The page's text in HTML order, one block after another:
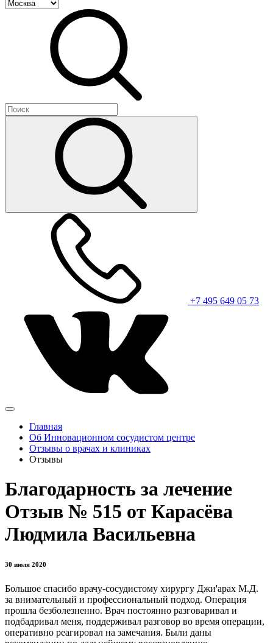
+7 495 649 05 73
Главная
Об Инновационном сосудистом центре
Отзывы о врачах и клиниках
Отзывы
Благодарность за лечение
Отзыв № 515 от Карасёва
Людмила Васильевна
30 июля 2020
Большое спасибо врачу-сосудистому хирургу Джи'арах М.Д.
за внимательный и профессиональный подход. Операция
прошла безболезненно. Врач постоянно разговаривал и
подбадривал меня, поддерживал разговор во время операции,
оперативно реагировал на замечания. Были даны